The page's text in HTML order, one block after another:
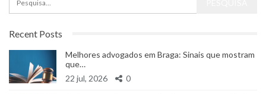
Recent Posts
Melhores advogados em Braga: Sinais que mostram
que…
22 jul, 2026
0